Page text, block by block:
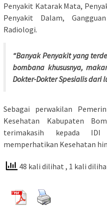
Penyakit Katarak Mata,
Penyakit Dalam,
Radiologi.
“Banyak Penyakit yang
bombana khususnya,
Dokter-Dokter Spesialis dari
Sebagai perwakilan
Kesehatan Kabupaten
terimakasih kepada
memperhatikan Kesehatan
48 kali dilihat , 1 kali